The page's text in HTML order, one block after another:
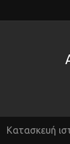
Κατασκευή